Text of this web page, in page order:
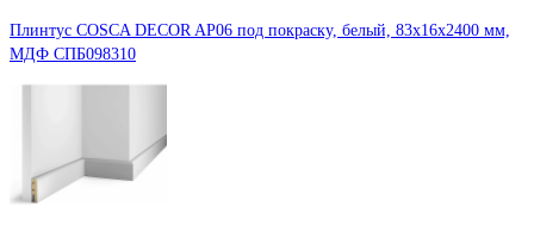
Плинтус COSCA DECOR AP06 под покраску, белый, 83x16x2400 мм,
МДФ СПБ098310